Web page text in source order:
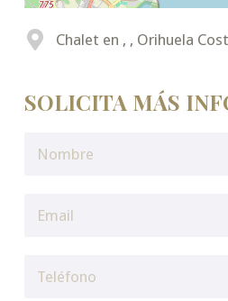
Chalet en , , Orihuela
SOLICITA MÁS